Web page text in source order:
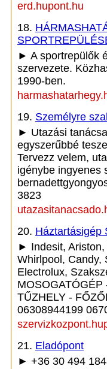
erd.hupont.hu
18.
► A sportrepülők
szervezete.
1990-ben.
19. Személyre
► Utazási
egyszerűbbé
Tervezz velem,
igénybe ingyenes
3823
20. Háztartásigép
► Indesit, Ariston,
Whirlpool, Candy,
Electrolux,
TŰZHELY -
06308944199
21. Eladópont
► +36 30 494